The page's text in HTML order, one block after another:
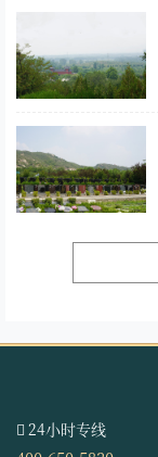
24小时专线